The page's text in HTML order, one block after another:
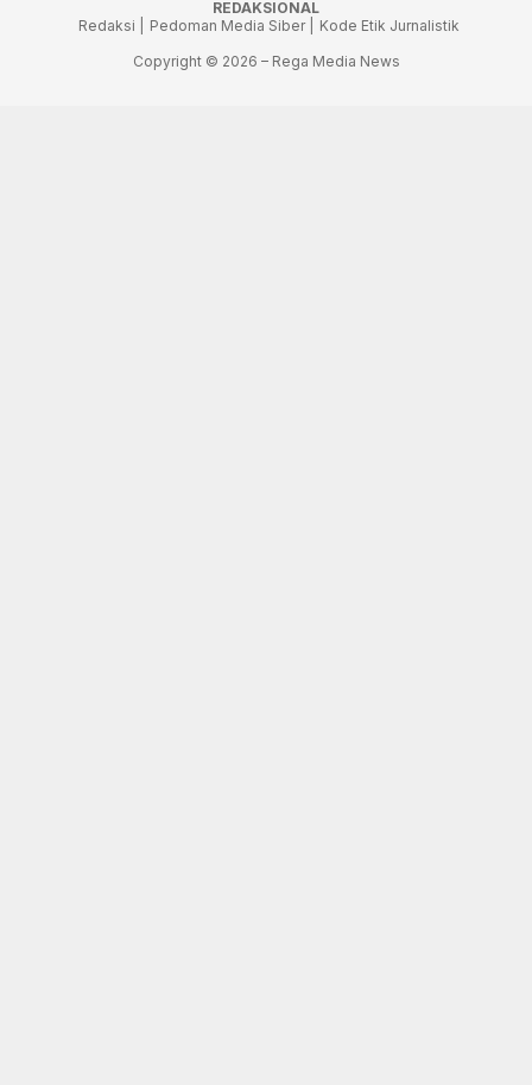
REDAKSIONAL
Redaksi |
Pedoman Media Siber |
Kode Etik Jurnalistik
Copyright © 2026 – Rega Media News